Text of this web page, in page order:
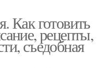
Как готовить
рецепты,
съедобная